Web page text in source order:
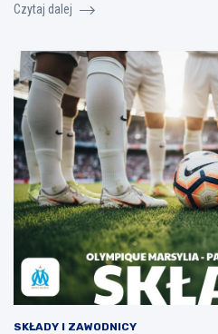
Czytaj dalej
SKŁADY I ZAWODNICY